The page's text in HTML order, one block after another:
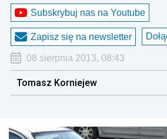
Subskrybuj nas na Youtube
Zapisz się na newsletter
08 sierpnia 2013, 08:43
Tomasz Korniejew